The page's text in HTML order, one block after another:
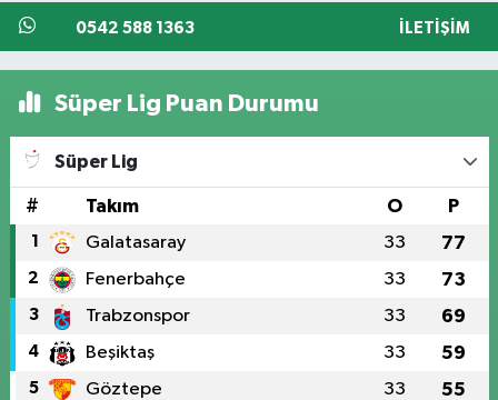
0542 588 1363 İLETIŞIM
Süper Lig Puan Durumu
Süper Lig
# Takım O P
1 Galatasaray 33 77
2 Fenerbahçe 33 73
3 Trabzonspor 33 69
4 Beşiktaş 33 59
5 Göztepe 33 55